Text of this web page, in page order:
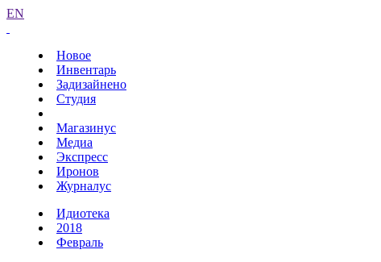
EN
Новое
Инвентарь
Задизайнено
Студия
Магазинус
Медиа
Экспресс
Иронов
Журналус
Идиотека
2018
Февраль